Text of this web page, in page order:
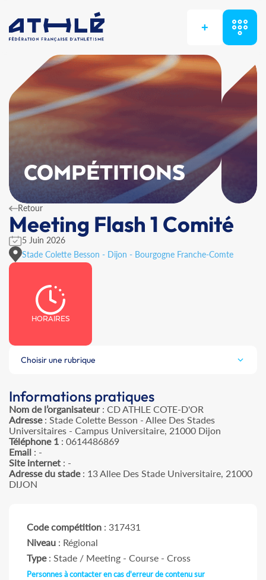
+
COMPÉTITIONS
Retour
Meeting Flash 1 Comité
5 Juin 2026
Stade Colette Besson - Dijon - Bourgogne Franche-Comte
HORAIRES
Choisir une rubrique
Informations pratiques
Nom de l’organisateur: CD ATHLE COTE-D'OR
Adresse: Stade Colette Besson - Allee Des Stades
Universitaires - Campus Universitaire, 21000 Dijon
Téléphone 1 : 0614486869
Email : -
Site internet : -
Adresse du stade: 13 Allee Des Stade Universitaire, 21000
DIJON
Code compétition : 317431
Niveau : Régional
Type: Stade / Meeting - Course - Cross
Personnes à contacter en cas d'erreur de contenu sur